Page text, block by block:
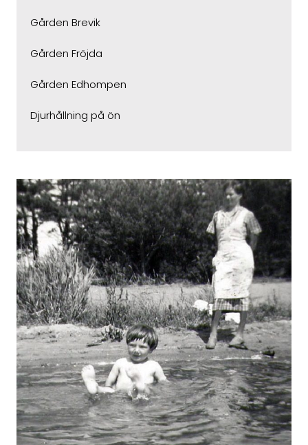
Gården Brevik
Gården Fröjda
Gården Edhompen
Djurhållning på ön